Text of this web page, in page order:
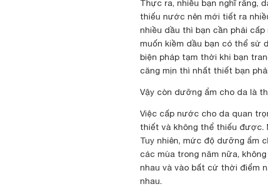
Thực ra, nhiều bạn nghĩ rằng,
thiếu nước nên mới tiết ra
nhiều dầu thì bạn cần phải
muốn kiềm dầu bạn có thể sử
biện pháp tạm thời khi bạn
căng mịn thì nhất thiết bạn
Vậy còn dưỡng ẩm cho da là
Việc cấp nước cho da quan
thiết và không thể thiếu được.
Tuy nhiên, mức độ dưỡng ẩm
các mùa trong năm nữa,
nhau và vào bất cứ thời điểm
nhau.